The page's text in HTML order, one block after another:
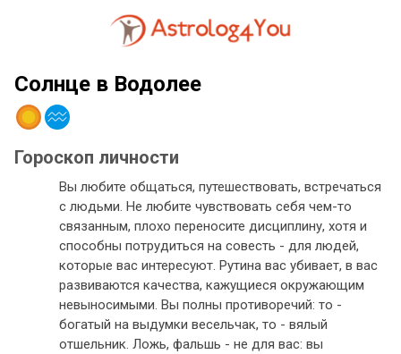
Солнце в Водолее
Гороскоп личности
Вы любите общаться, путешествовать, встречаться
с людьми. Не любите чувствовать себя чем-то
связанным, плохо переносите дисциплину, хотя и
способны потрудиться на совесть - для людей,
которые вас интересуют. Рутина вас убивает, в вас
развиваются качества, кажущиеся окружающим
невыносимыми. Вы полны противоречий: то -
богатый на выдумки весельчак, то - вялый
отшельник. Ложь, фальшь - не для вас: вы